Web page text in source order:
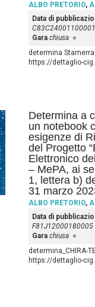
ALBO PRETORIO,
Data di
C83C24001100001
Gara chiusa
determina
https://dettaglio-
Determina a
un notebook
esigenze di
del Progetto
Elettronico
– MePA, ai
1, lettera b)
31 marzo
ALBO PRETORIO,
Data di
F81J12000180005
Gara chiusa
determina_CHIRA-
https://dettaglio-